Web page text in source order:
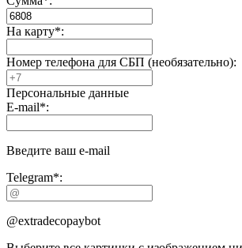
На карту*:
Номер телефона для СБП (необязательно):
Персональные данные
E-mail*:
Введите ваш e-mail
Telegram*:
@extradecopaybot